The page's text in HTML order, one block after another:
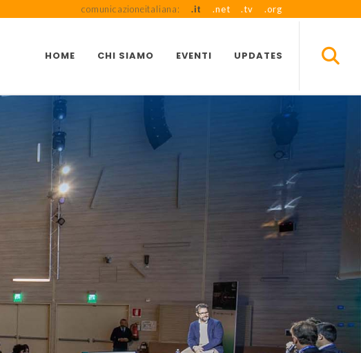
comunicazioneitaliana: .it .net .tv .org
HOME CHI SIAMO EVENTI UPDATES